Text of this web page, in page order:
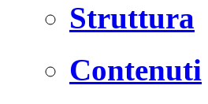
Struttura
Contenuti